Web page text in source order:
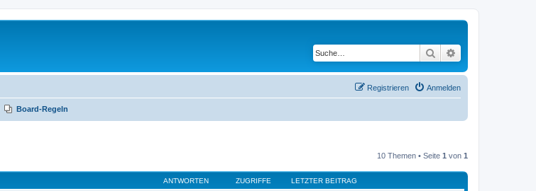
Suche
Anmelden
Registrieren
Board-Regeln
10 Themen • Seite 1 von 1
ANTWORTEN ZUGRIFFE LETZTER BEITRAG